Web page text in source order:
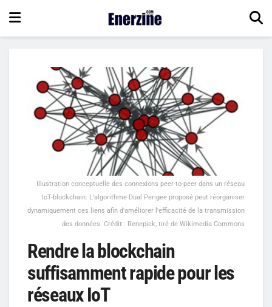
Illustration conceptuelle des connexions peer-to-peer dans un réseau
IoT-blockchain. L'algorithme Dual Perigee proposé peut réorganiser
dynamiquement ces liens afin d'améliorer l'efficacité de la transmission
des données. Crédit : Renepick, tiré de Wikimedia Commons
Rendre la blockchain
suffisamment rapide pour les
réseaux IoT